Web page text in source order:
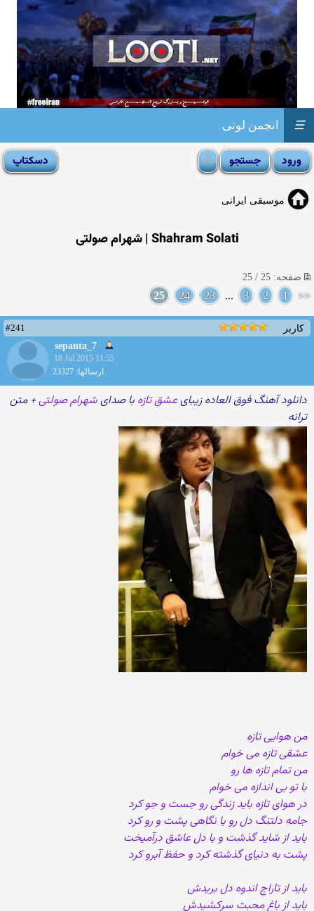
انجمن لوتی ☰
موسیقی ایرانی
Shahram Solati | شهرام صولتی
صفحه: 25 / 25
<<
1
2
3
...
23
24
25
کاربر
#241
sepanta_7
18 Jul 2015 11:55
ارسالها: 23327
دانلود آهنگ فوق العاده زیبایعشق تازه با صدایشهرام صولتی+ متن
ترانه
من هوایی تازه
عشقی تازه می خوام
من تمام تازه ها رو
با تو بی اندازه می خوام
در هوای تازه باید زندگی رو جست و جو کرد
جامه دلتنگ دل رو با نگاهی پشت و رو کرد
باید از شاید گذشت و با دل عاشق درآمیخت
پشت به دنیای گذشته کرد و حفظ آبرو کرد
باید از تاراج اندوه دل بریدش
باید از باغ محبت سرکشیدش